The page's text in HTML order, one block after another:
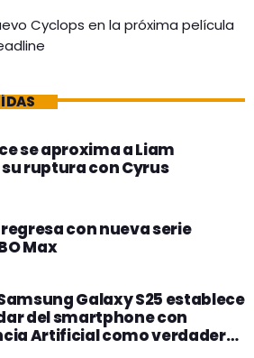
Cyclops en la próxima película
se aproxima a Liam
ruptura con Cyrus
con nueva serie
Max
Galaxy S25 establece
del smartphone con
Artificial como verdadero